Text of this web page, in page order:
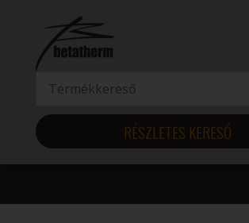
RÉSZLETES KERESŐ